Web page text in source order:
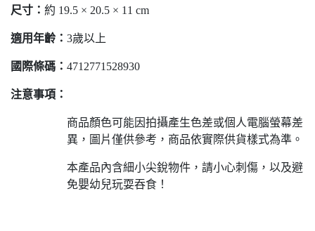
尺寸 ： 約 19.5 × 20.5 × 11 cm
適用年齡 ： 3歲以上
國際條碼： 4712771528930
注意事項：
商品顏色可能因拍攝產生色差或個人電腦螢幕差
異，圖片僅供參考，商品依實際供貨樣式為準。
本產品內含細小尖銳物件，請小心刺傷，以及避
免嬰幼兒玩耍吞食！